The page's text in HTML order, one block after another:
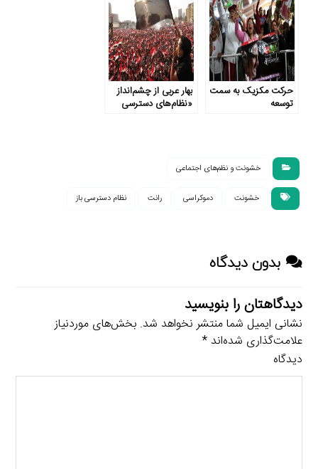
حرکت مکزیک به سمت
توسعه
بهار عربی از چشم‌انداز
«نظام‌های دسترسی
خشونت و نظم‌های اجتماعی
خشونت دموکراسی رانت نظام دسترسی باز
بدون دیدگاه
دیدگاهتان را بنویسید
نشانی ایمیل شما منتشر نخواهد شد. بخش‌های موردنیاز
علامت‌گذاری شده‌اند*
دیدگاه